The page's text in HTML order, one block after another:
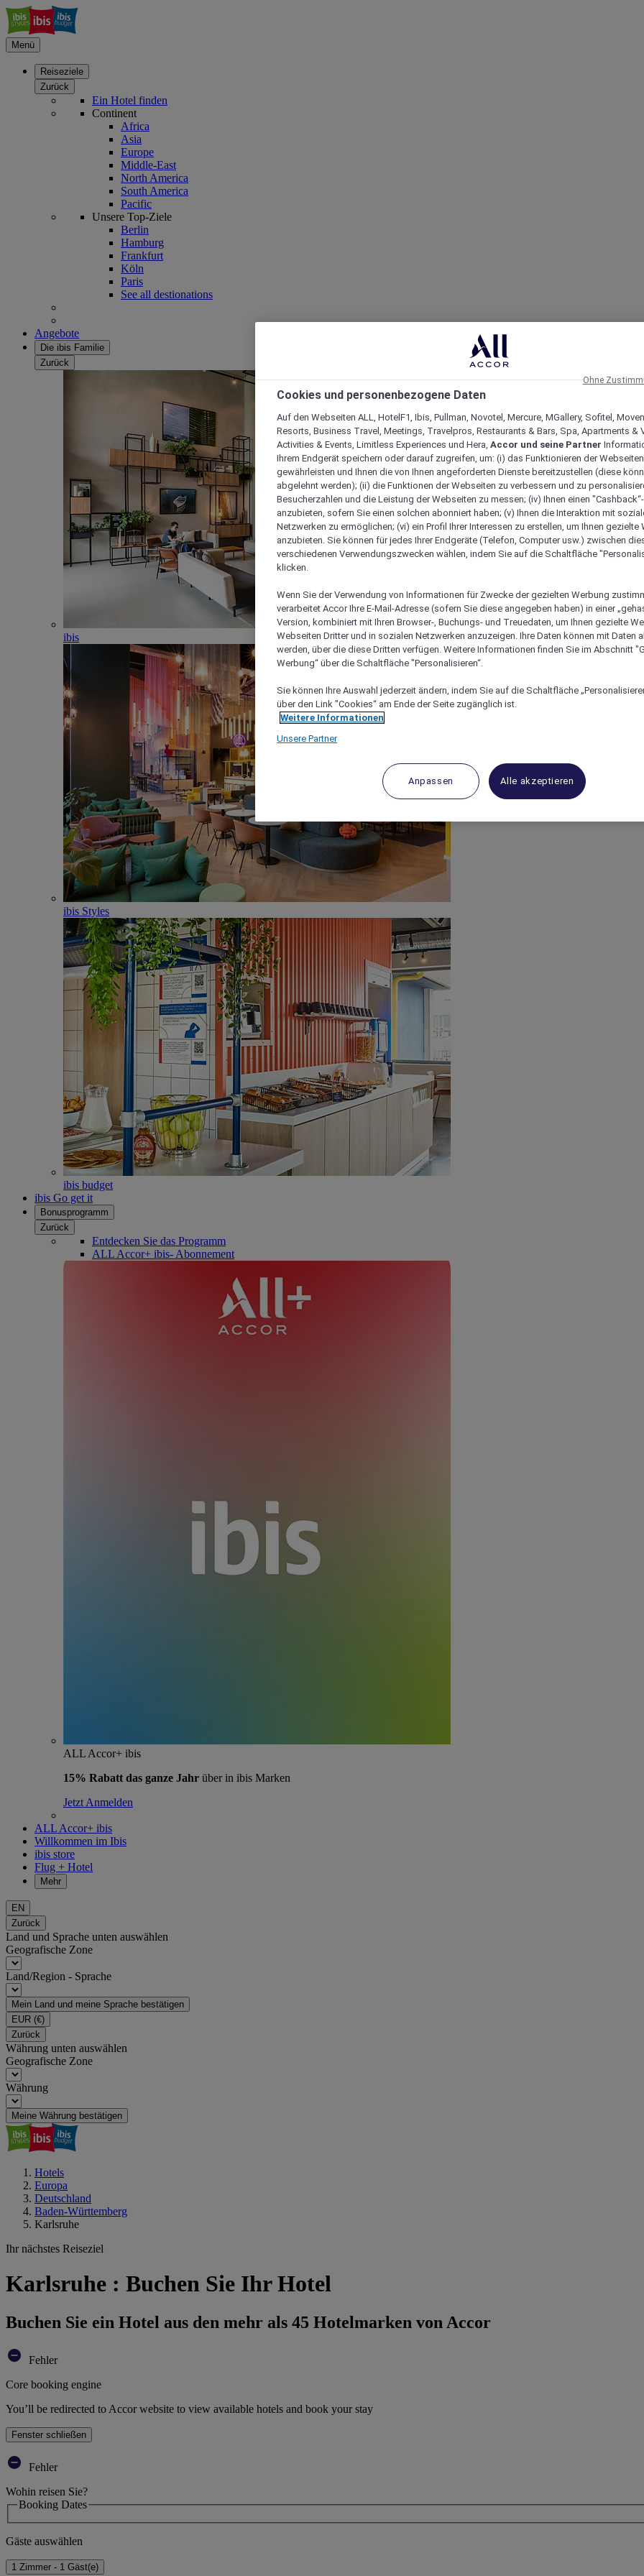
Menü
Reiseziele
Zurück
Ein Hotel finden
Continent
Africa
Asia
Europe
Middle-East
North America
South America
Pacific
Unsere Top-Ziele
Berlin
Hamburg
Frankfurt
Köln
Paris
See all destionations
Angebote
Die ibis Familie
Zurück
ibis
ibis Styles
ibis budget
ibis Go get it
Bonusprogramm
Zurück
Entdecken Sie das Programm
ALL Accor+ ibis- Abonnement
ALL Accor+ ibis
15% Rabatt das ganze Jahr über in ibis Marken
Jetzt Anmelden
ALL Accor+ ibis
Willkommen im Ibis
ibis store
Flug + Hotel
Mehr
EN
Zurück
Land und Sprache unten auswählen
Geografische Zone
Land/Region - Sprache
Mein Land und meine Sprache bestätigen
EUR (€)
Zurück
Währung unten auswählen
Geografische Zone
Währung
Meine Währung bestätigen
Hotels
Europa
Deutschland
Baden-Württemberg
Karlsruhe
Ihr nächstes Reiseziel
Karlsruhe : Buchen Sie Ihr Hotel
Buchen Sie ein Hotel aus den mehr als 45 Hotelmarken von Accor
Fehler
Core booking engine
You’ll be redirected to Accor website to view available hotels and book your stay
Fenster schließen
Fehler
Wohin reisen Sie?
Booking Dates
Gäste auswählen
1 Zimmer - 1 Gäst(e)
Cookies und personenbezogene Daten
Auf den Webseiten ALL, HotelF1, Ibis, Pullman, Novotel, Mercure, MGallery, Sofitel,
Resorts, Business Travel, Meetings, Travelpros, Restaurants & Bars, Spa, Apartments &
Activities & Events, Limitless Experiences und Hera, Accor und seine Partner
Ihrem Endgerät speichern oder darauf zugreifen, um: (i) das Funktionieren der
gewährleisten und Ihnen die von Ihnen angeforderten Dienste bereitzustellen (diese
abgelehnt werden); (ii) die Funktionen der Webseiten zu verbessern und zu
Besucherzahlen und die Leistung der Webseiten zu messen; (iv) Ihnen einen
anzubieten, sofern Sie einen solchen abonniert haben; (v) Ihnen die Interaktion mit
Netzwerken zu ermöglichen; (vi) ein Profil Ihrer Interessen zu erstellen, um Ihnen gezielte
anzubieten. Sie können für jedes Ihrer Endgeräte (Telefon, Computer usw.) zwischen
verschiedenen Verwendungszwecken wählen, indem Sie auf die Schaltfläche
klicken.
Wenn Sie der Verwendung von Informationen für Zwecke der gezielten Werbung
verarbeitet Accor Ihre E-Mail-Adresse (sofern Sie diese angegeben haben) in einer
Version, kombiniert mit Ihren Browser-, Buchungs- und Treuedaten, um Ihnen gezielte
Webseiten Dritter und in sozialen Netzwerken anzuzeigen. Ihre Daten können mit Daten
werden, über die diese Dritten verfügen. Weitere Informationen finden Sie im Abschnitt
Werbung“ über die Schaltfläche "Personalisieren“.
Sie können Ihre Auswahl jederzeit ändern, indem Sie auf die Schaltfläche
über den Link "Cookies“ am Ende der Seite zugänglich ist.
Weitere Informationen
Unsere Partner
Anpassen Alle akzeptieren
Ohne